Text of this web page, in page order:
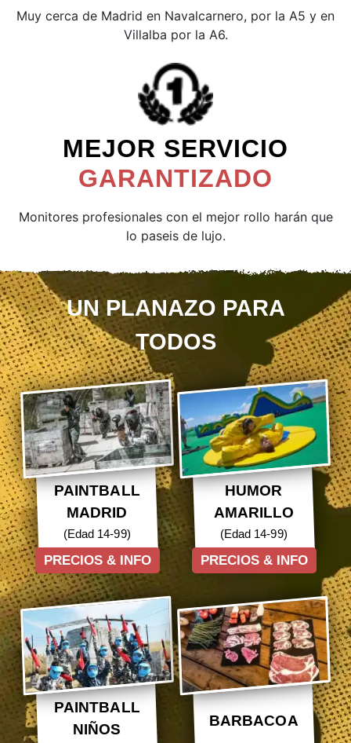
Muy cerca de Madrid en Navalcarnero, por la A5 y en
Villalba por la A6.
MEJOR SERVICIO
GARANTIZADO
Monitores profesionales con el mejor rollo harán que
lo paseis de lujo.
UN PLANAZO PARA
TODOS
PAINTBALL
MADRID
(Edad 14-99)
PRECIOS & INFO
HUMOR
AMARILLO
(Edad 14-99)
PRECIOS & INFO
PAINTBALL
NIÑOS
BARBACOA